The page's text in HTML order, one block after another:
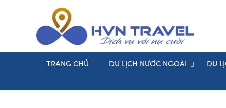
TRANG CHỦ DU LỊCH NƯỚC NGOÀI DU